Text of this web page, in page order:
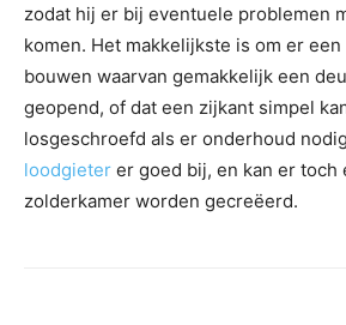
zodat hij er bij eventuele problemen
komen. Het makkelijkste is om er
bouwen waarvan gemakkelijk een
geopend, of dat een zijkant simpel
losgeschroefd als er onderhoud
loodgieter er goed bij, en kan er toch
zolderkamer worden gecreëerd.